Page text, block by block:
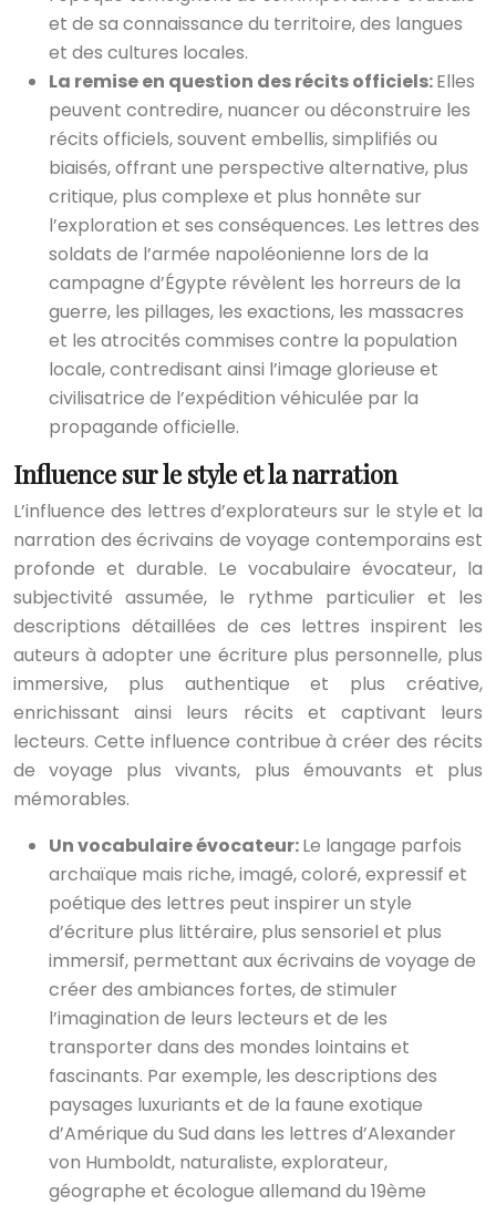
et de sa connaissance du territoire, des langues
et des cultures locales.
La remise en question des récits officiels:Elles
peuvent contredire, nuancer ou déconstruire les
récits officiels, souvent embellis, simplifiés ou
biaisés, offrant une perspective alternative, plus
critique, plus complexe et plus honnête sur
l’exploration et ses conséquences. Les lettres des
soldats de l’armée napoléonienne lors de la
campagne d’Égypte révèlent les horreurs de la
guerre, les pillages, les exactions, les massacres
et les atrocités commises contre la population
locale, contredisant ainsi l’image glorieuse et
civilisatrice de l’expédition véhiculée par la
propagande officielle.
Influence sur le style et la narration
L’influence des lettres d’explorateurs sur le style et la
narration des écrivains de voyage contemporains est
profonde et durable. Le vocabulaire évocateur, la
subjectivité assumée, le rythme particulier et les
descriptions détaillées de ces lettres inspirent les
auteurs à adopter une écriture plus personnelle, plus
immersive, plus authentique et plus créative,
enrichissant ainsi leurs récits et captivant leurs
lecteurs. Cette influence contribue à créer des récits
de voyage plus vivants, plus émouvants et plus
mémorables.
Un vocabulaire évocateur:Le langage parfois
archaïque mais riche, imagé, coloré, expressif et
poétique des lettres peut inspirer un style
d’écriture plus littéraire, plus sensoriel et plus
immersif, permettant aux écrivains de voyage de
créer des ambiances fortes, de stimuler
l’imagination de leurs lecteurs et de les
transporter dans des mondes lointains et
fascinants. Par exemple, les descriptions des
paysages luxuriants et de la faune exotique
d’Amérique du Sud dans les lettres d’Alexander
von Humboldt, naturaliste, explorateur,
géographe et écologue allemand du 19ème